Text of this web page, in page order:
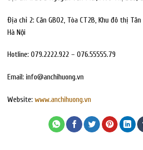
Địa chỉ 2: Căn GB02, Tòa CT2B, Khu đô thị
Hà Nội
Hotline: 079.2222.922 – 076.55555.79
Email: info@anchihuong.vn
Website: www.anchihuong.vn